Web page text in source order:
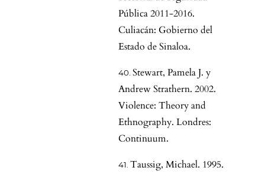
Pública 2011-2016.
Culiacán: Gobierno del
Estado de Sinaloa.
Stewart, Pamela J. y
Andrew Strathern. 2002.
Violence: Theory and
Ethnography. Londres:
Continuum.
Taussig, Michael. 1995.